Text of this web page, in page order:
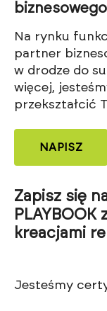
Na rynku
partner
w drodze do
więcej,
przekształcić
NAPISZ
Zapisz się
PLAYBOOK
kreacjami
Jesteśmy